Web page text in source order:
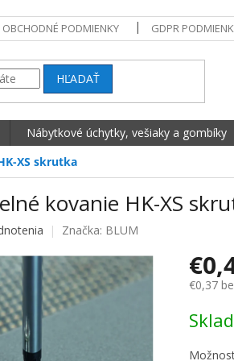
OBCHODNÉ PODMIENKY GDPR
HĽADAŤ
Nábytkové úchytky, vešiaky a gombíky
XS skrutka
kovanie HK-XS
0,0 z 5 hviezdičiek.
Značka: BLUM
€0,37